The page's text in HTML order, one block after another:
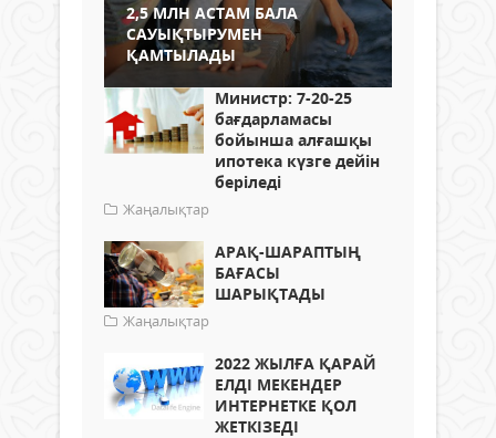
2,5 МЛН АСТАМ БАЛА
САУЫҚТЫРУМЕН
ҚАМТЫЛАДЫ
Министр: 7-20-25
бағдарламасы
бойынша алғашқы
ипотека күзге дейін
беріледі
Жаңалықтар
АРАҚ-ШАРАПТЫҢ
БАҒАСЫ
ШАРЫҚТАДЫ
Жаңалықтар
2022 ЖЫЛҒА ҚАРАЙ
ЕЛДІ МЕКЕНДЕР
ИНТЕРНЕТКЕ ҚОЛ
ЖЕТКІЗЕДІ